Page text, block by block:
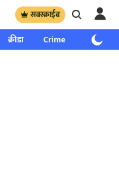
सबस्क्राईब
क्रीडा Crime साप्ताहिक